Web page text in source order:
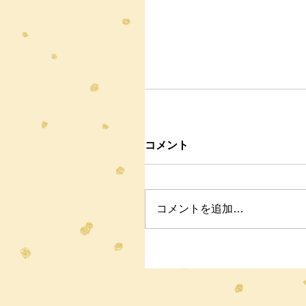
コメント
コメントを追加…